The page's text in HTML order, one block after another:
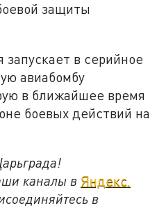
защиты
в серийное
авиабомбу
в ближайшее время
боевых действий на
каналы в Яндекс.
в